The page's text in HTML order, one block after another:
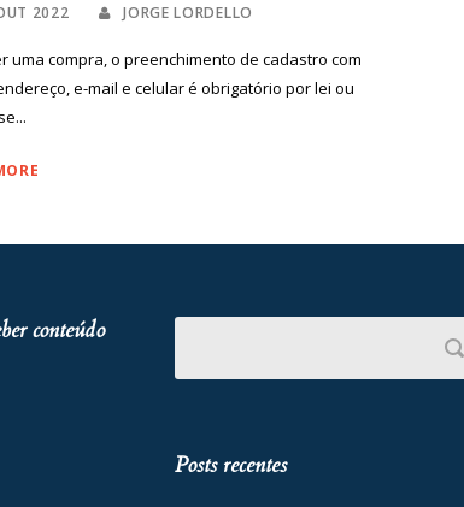
2022 JORGE LORDELLO
uma compra, o preenchimento de cadastro com
e-mail e celular é obrigatório por lei ou
conteúdo
Posts recentes